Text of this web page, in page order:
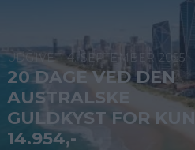
4. SEPTEMBER 2025
20 DAGE VED DEN
AUSTRALSKE
GULDKYST FOR KUN
14.954,-